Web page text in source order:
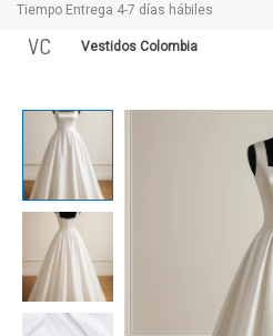
Tiempo Entrega 4-7 días hábiles
VC Vestidos Colombia
SUPERIOR
cantidad